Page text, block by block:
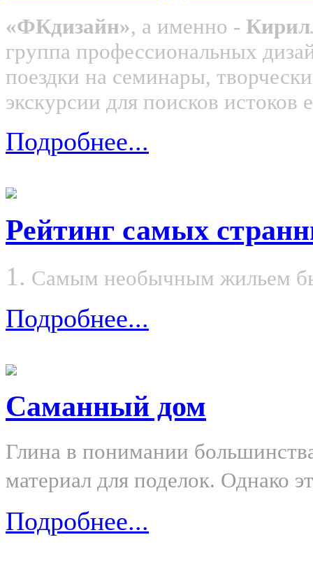
«ФКдизайн», а именно -
группа профессиональных
поездки на семинары,
экскурсии для поисков истоков
Подробнее...
Рейтинг самых
1. Самым необычным жильем
Подробнее...
Саманный дом
Глина в понимании
материал для поделок. Однако
Подробнее...